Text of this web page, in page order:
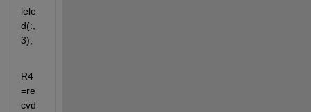
lele
d(:,
3);
R4
=re
cvd